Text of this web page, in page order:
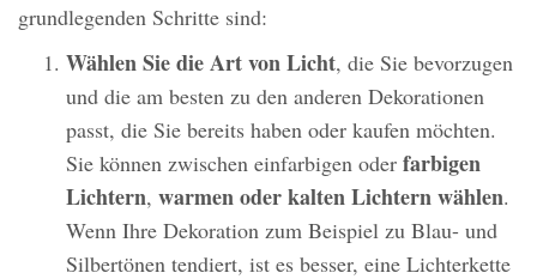
grundlegenden Schritte sind:
Wählen Sie die Art von Licht, die Sie bevorzugen
und die am besten zu den anderen Dekorationen
passt, die Sie bereits haben oder kaufen möchten.
Sie können zwischen einfarbigen oder farbigen
Lichtern, warmen oder kalten Lichtern wählen.
Wenn Ihre Dekoration zum Beispiel zu Blau- und
Silbertönen tendiert, ist es besser, eine Lichterkette